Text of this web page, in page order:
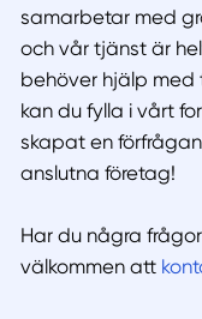
samarbetar med
och vår tjänst är
behöver hjälp
kan du fylla i vårt
skapat en
anslutna företag!
Har du några
välkommen att